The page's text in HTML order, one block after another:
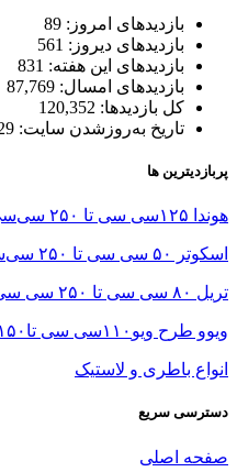
بازدیدهای امروز: 89
بازدیدهای دیروز: 561
بازدیدهای این هفته: 831
بازدیدهای امسال: 87,769
کل بازدیدها: 120,352
تاریخ به‌روزشدن سایت: 29 فروردین
پربازدیترین ها
هوندا ۱۲۵سی سی تا ۲۵۰ سی‌سی
اسکوتر ۵۰ سی سی تا ۲۵۰ سی‌سی
تریل ۸۰ سی سی تا ۲۵۰ سی سی
ویوو طرح ویو۱۱۰سی سی تا۱۵۰سی سی
انواع باطری و لاستیک
دسترسی سریع
صفحه اصلی